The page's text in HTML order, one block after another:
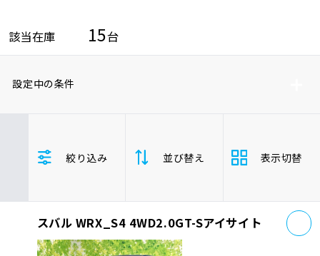
品質管理とサポート体制
お問い合わせ
該当在庫 15台
設定中の条件
ホンダ
マツダ
ミツビシ
WRX_S4
セダン
絞り込み 並び替え
支払総
額
安い順 高
表示切替
スバル WRX_S4 4WD2.0GT-Sアイサイト